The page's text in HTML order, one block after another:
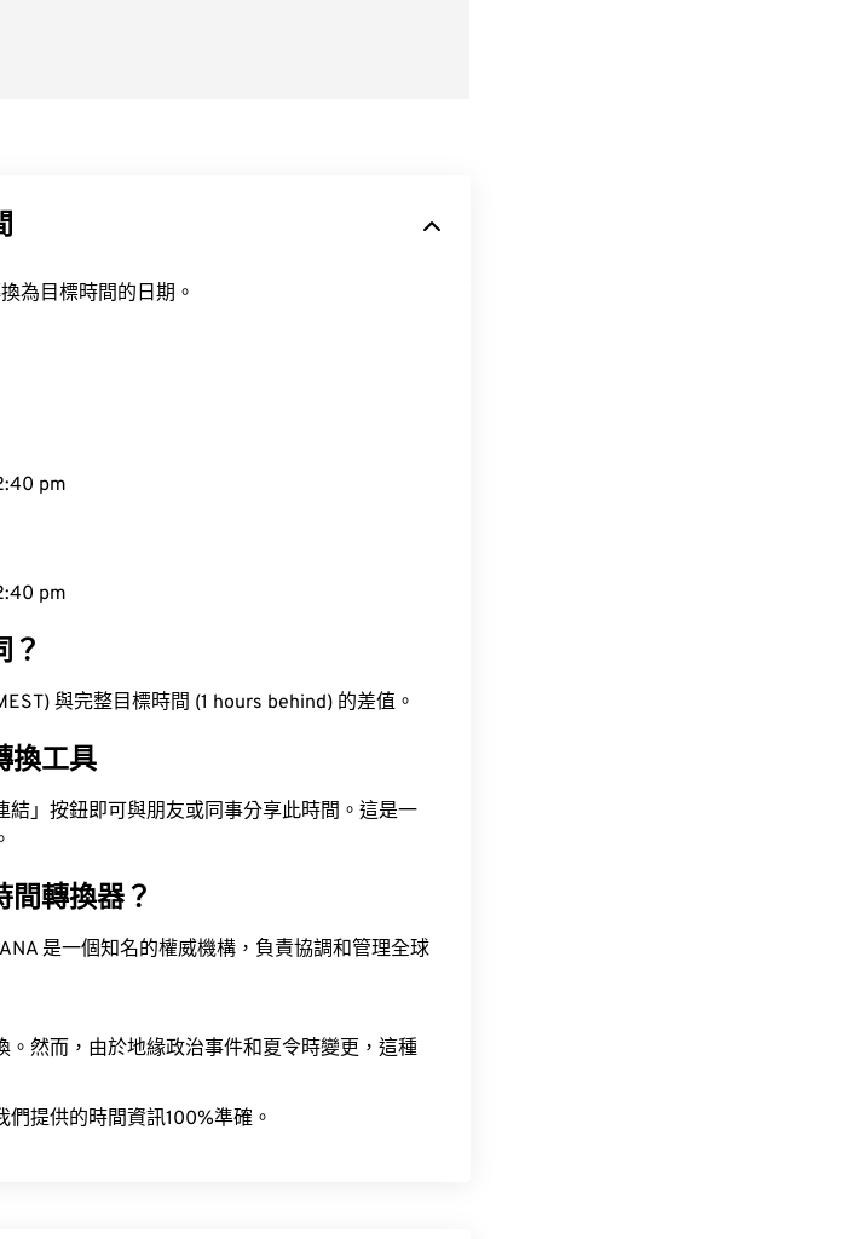
為目標時間的日期。
pm
pm
？
與完整目標時間 (1 hours behind) 的差值。
換工具
」按鈕即可與朋友或同事分享此時間。這是一
轉換器？
是一個知名的權威機構，負責協調和管理全球
然而，由於地緣政治事件和夏令時變更，這種
提供的時間資訊100%準確。